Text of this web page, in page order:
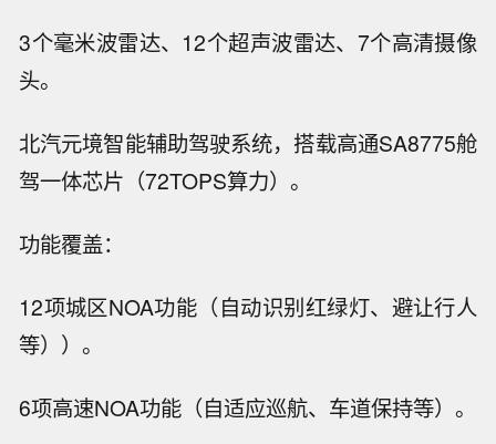
3个毫米波雷达、12个超声波雷达、7个高清摄像
头。
北汽元境智能辅助驾驶系统，搭载高通SA8775舱
驾一体芯片（72TOPS算力）。
功能覆盖：
12项城区NOA功能（自动识别红绿灯、避让行人
等））。
6项高速NOA功能（自适应巡航、车道保持等）。